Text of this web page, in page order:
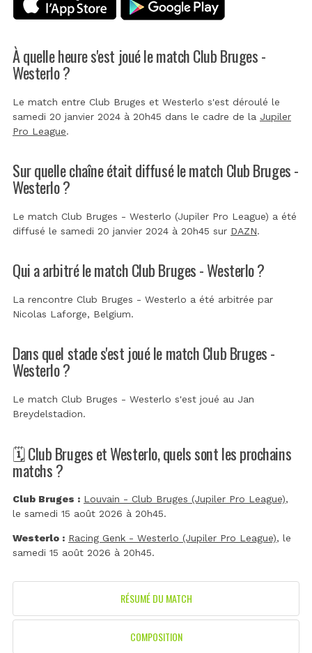
À quelle heure s'est joué le match Club Bruges -
Westerlo ?
Le match entre Club Bruges et Westerlo s'est déroulé le
samedi 20 janvier 2024 à 20h45 dans le cadre de la Jupiler
Pro League.
Sur quelle chaîne était diffusé le match Club Bruges -
Westerlo ?
Le match Club Bruges - Westerlo (Jupiler Pro League) a été
diffusé le samedi 20 janvier 2024 à 20h45 sur DAZN.
Qui a arbitré le match Club Bruges - Westerlo ?
La rencontre Club Bruges - Westerlo a été arbitrée par
Nicolas Laforge, Belgium.
Dans quel stade s'est joué le match Club Bruges -
Westerlo ?
Le match Club Bruges - Westerlo s'est joué au Jan
Breydelstadion.
🗓️ Club Bruges et Westerlo, quels sont les prochains
matchs ?
Club Bruges : Louvain - Club Bruges (Jupiler Pro League),
le samedi 15 août 2026 à 20h45.
Westerlo : Racing Genk - Westerlo (Jupiler Pro League), le
samedi 15 août 2026 à 20h45.
RÉSUMÉ DU MATCH
COMPOSITION